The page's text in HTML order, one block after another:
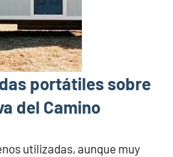
portátiles sobre
del Camino
utilizadas, aunque muy